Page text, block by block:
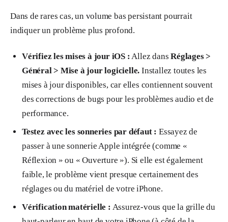
Dans de rares cas, un volume bas persistant pourrait
indiquer un problème plus profond.
Vérifiez les mises à jour iOS : Allez dansRéglages >
Général > Mise à jour logicielle. Installez toutes les
mises à jour disponibles, car elles contiennent souvent
des corrections de bugs pour les problèmes audio et de
performance.
Testez avec les sonneries par défaut : Essayez de
passer à une sonnerie Apple intégrée (comme «
Réflexion » ou « Ouverture »). Si elle est également
faible, le problème vient presque certainement des
réglages ou du matériel de votre iPhone.
Vérification matérielle : Assurez-vous que la grille du